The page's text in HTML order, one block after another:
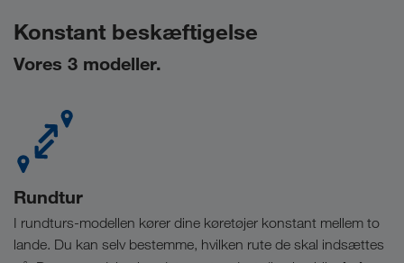
Konstant beskæftigelse
Vores 3 modeller.
Rundtur
I rundturs-modellen kører dine køretøjer konstant mellem to
lande. Du kan selv bestemme, hvilken rute de skal indsættes